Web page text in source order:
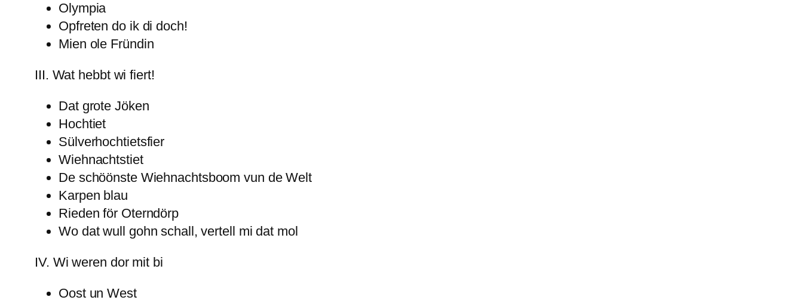
Olympia
Opfreten do ik di doch!
Mien ole Fründin
III. Wat hebbt wi fiert!
Dat grote Jöken
Hochtiet
Sülverhochtietsfier
Wiehnachtstiet
De schöönste Wiehnachtsboom vun de Welt
Karpen blau
Rieden för Oterndörp
Wo dat wull gohn schall, vertell mi dat mol
IV. Wi weren dor mit bi
Oost un West